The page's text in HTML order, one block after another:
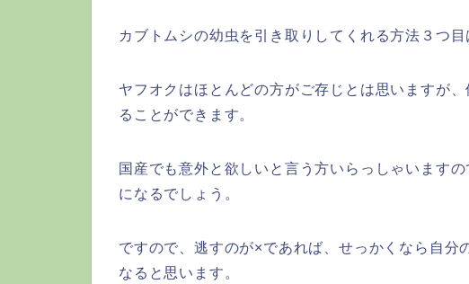
カブトムシの幼虫を引き取りしてくれる方法３つ目
ヤフオクはほとんどの方がご存じとは思いますが
ることができます。
国産でも意外と欲しいと言う方いらっしゃいます
になるでしょう。
ですので、逃すのが×であれば、せっかくなら自
なると思います。